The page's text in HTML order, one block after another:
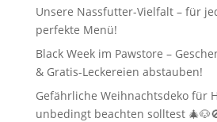
Unsere Nassfutter-Vielfalt – für
perfekte Menü!
Black Week im Pawstore –
& Gratis-Leckereien abstauben!
Gefährliche Weihnachtsdeko für
unbedingt beachten solltest